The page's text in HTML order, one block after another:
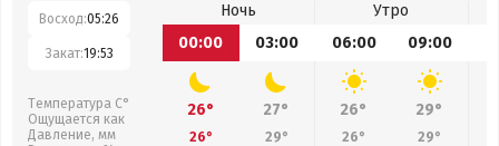
Восход:05:26
Закат:19:53
Температура С°
Ощущается как
Давление, мм
Ночь
Утро
00:00
03:00 06:00 09:00
26° 27° 26° 29°
26° 29° 26° 29°